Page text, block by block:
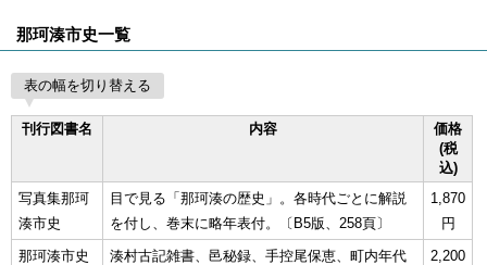
那珂湊市史一覧
表の幅を切り替える
刊行図書名 内容
価格
(税
込)
写真集那珂
湊市史
目で見る「那珂湊の歴史」。各時代ごとに解説
を付し、巻末に略年表付。〔B5版、258頁〕
1,870
円
那珂湊市史
湊村古記雑書、邑秘録、手控尾保恵、町内年代
2,200